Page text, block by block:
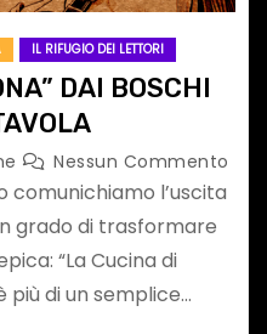
IL RIFUGIO DEI LETTORI
DAI BOSCHI
Nessun Commento
comunichiamo l’uscita
grado di trasformare
“La Cucina di
più di un semplice…